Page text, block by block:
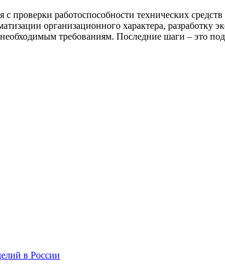
с проверки работоспособности технических
организационного характера,
требованиям. Последние шаги – это
в России